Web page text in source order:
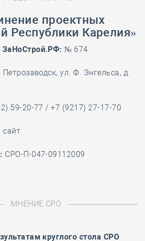
проектных
Республики Карелия»
ЗаНоСтрой.РФ: № 674
Петрозаводск, ул. Ф. Энгельса, д.
59-20-77 / +7 (9217) 27-17-70
сайт
СРО-П-047-09112009
МНЕНИЕ СРО
круглого стола СРО